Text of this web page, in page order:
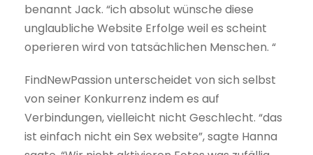
benannt Jack. “ich absolut wünsche diese
unglaubliche Website Erfolge weil es scheint
operieren wird von tatsächlichen Menschen. “
FindNewPassion unterscheidet von sich selbst
von seiner Konkurrenz indem es auf
Verbindungen, vielleicht nicht Geschlecht. “das
ist einfach nicht ein Sex website”, sagte Hanna